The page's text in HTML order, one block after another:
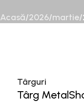
Acasă/2026/martie/
Târguri
Târg